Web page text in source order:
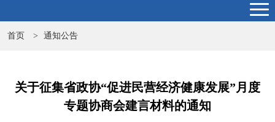
首页 > 通知公告
关于征集省政协“促进民营经济健康发展”月度
专题协商会建言材料的通知